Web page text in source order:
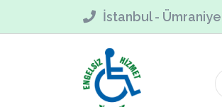
İstanbul -